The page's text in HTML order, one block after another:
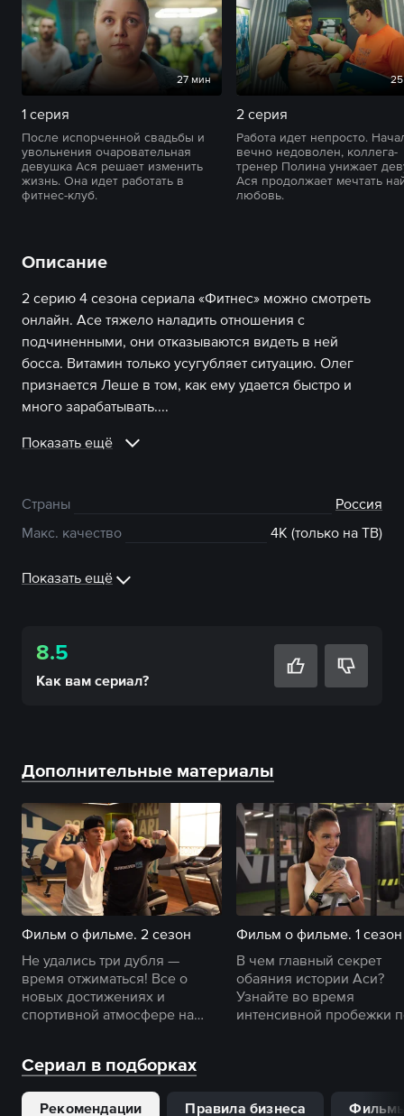
27 мин
1 серия
После испорченной свадьбы и
увольнения очаровательная
девушка Ася решает изменить
жизнь. Она идет работать в
фитнес-клуб.
2 серия
Работа идет непросто.
вечно недоволен, коллега-
тренер Полина унижает
Ася продолжает мечтать
любовь.
Описание
2 серию 4 сезона сериала «Фитнес» можно смотреть
онлайн. Асе тяжело наладить отношения с
подчиненными, они отказываются видеть в ней
босса. Витамин только усугубляет ситуацию. Олег
признается Леше в том, как ему удается быстро и
много зарабатывать....
Показать ещё
Страны
Россия
Макс. качество
4К (только на ТВ)
Показать ещё
8.5
Как вам сериал?
Дополнительные материалы
Фильм о фильме. 2 сезон
Не удались три дубля —
время отжиматься! Все о
новых достижениях и
спортивной атмосфере на
Фильм о фильме. 1 сезон
В чем главный секрет
обаяния истории Аси?
Узнайте во время
интенсивной пробежки
Сериал в подборках
Рекомендации Правила бизнеса